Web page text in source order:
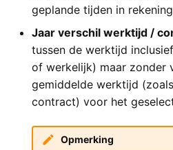
geplande tijden in
Jaar verschil werktijd /
tussen de werktijd
of werkelijk) maar zonder
gemiddelde werktijd
contract) voor het
Opmerking